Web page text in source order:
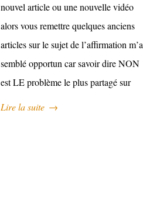
nouvel article ou une nouvelle vidéo
alors vous remettre quelques anciens
articles sur le sujet de l’affirmation m’a
semblé opportun car savoir dire NON
est LE problème le plus partagé sur
Lire la suite →